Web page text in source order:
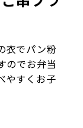
衣でパン粉
のでお弁当
やすくお子